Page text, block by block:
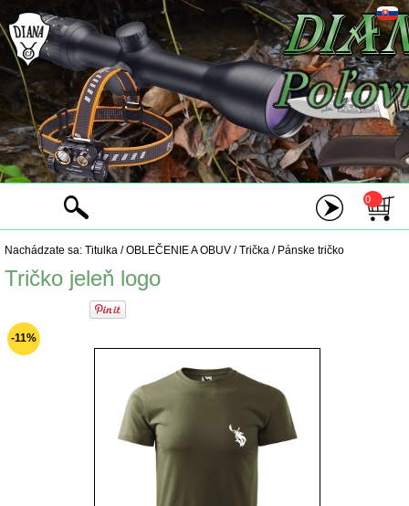
0
Nachádzate sa: Titulka /OBLEČENIE A OBUV /Trička / Pánske tričko
Tričko jeleň logo
-11%